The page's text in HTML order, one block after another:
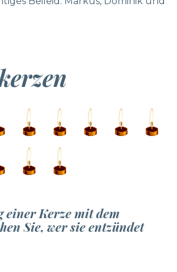
einer Kerze mit dem
Sie, wer sie entzündet